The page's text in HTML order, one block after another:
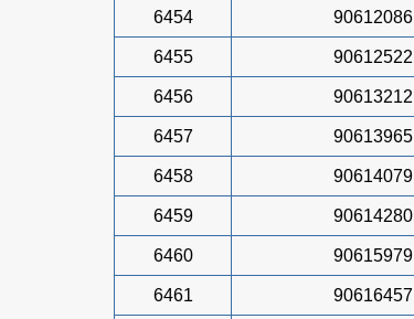
6454 90612086
6455 90612522
6456 90613212
6457 90613965
6458 90614079
6459 90614280
6460 90615979
6461 90616457